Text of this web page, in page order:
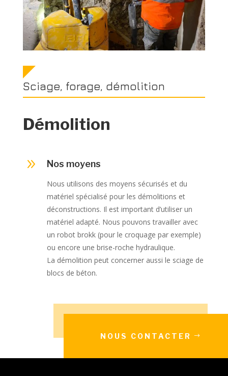
Sciage, forage, démolition
Démolition
9 Nos moyens
Nous utilisons des moyens sécurisés et du
matériel spécialisé pour les démolitions et
déconstructions. Il est important d’utiliser un
matériel adapté. Nous pouvons travailler avec
un robot brokk (pour le croquage par exemple)
ou encore une brise-roche hydraulique.
La démolition peut concerner aussi le sciage de
blocs de béton.
NOUS CONTACTER